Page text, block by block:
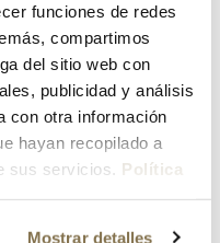
funciones de redes
compartimos
del sitio web con
publicidad y análisis
con otra información
hayan recopilado a
sus servicios. Política
Mostrar detalles